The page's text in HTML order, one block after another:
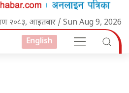
२०८३, आइतबार / Sun Aug 9, 2026
English